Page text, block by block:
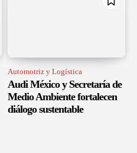
Automotriz y Logística
Audi México y Secretaría de
Medio Ambiente fortalecen
diálogo sustentable